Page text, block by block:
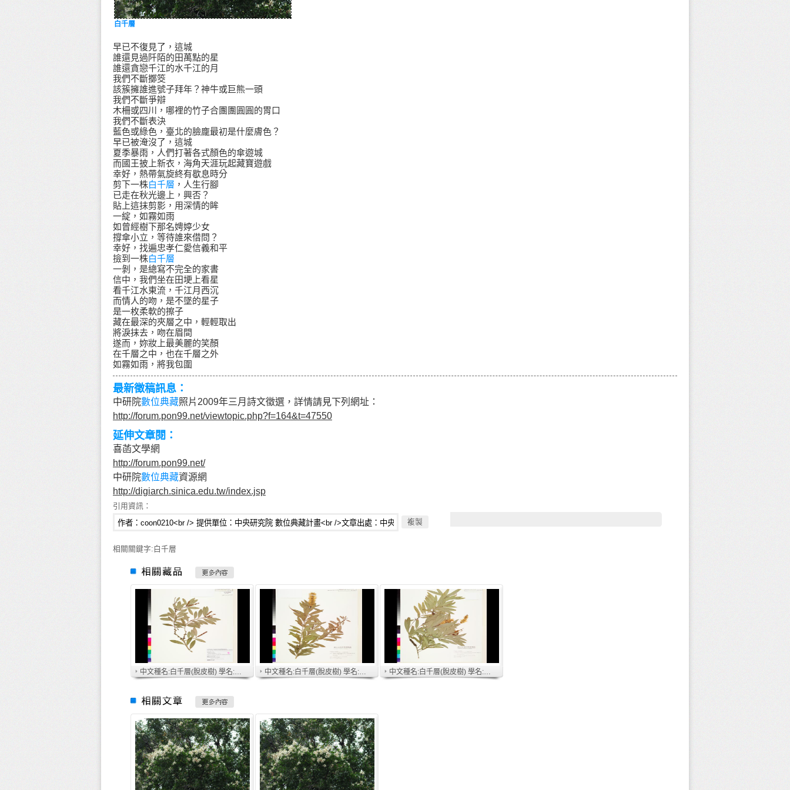
白千層
早已不復見了，這城
誰還見過阡陌的田萬點的星
誰還貪戀千江的水千江的月
我們不斷擲筊
該簇擁誰進號子拜年？神牛或巨熊一頭
我們不斷爭辯
木柵或四川，哪裡的竹子合團團圓圓的胃口
我們不斷表決
藍色或綠色，臺北的臉龐最初是什麼膚色？
早已被淹沒了，這城
夏季暴雨，人們打著各式顏色的傘遊城
而國王披上新衣，海角天涯玩起藏寶遊戲
幸好，熱帶氣旋終有歇息時分
剪下一株白千層 ，人生行腳
已走在秋光邊上，興否？
貼上這抹剪影，用深情的眸
一綻，如霧如雨
如曾經樹下那名娉婷少女
撐傘小立，等待誰來借問？
幸好，找遍忠孝仁愛信義和平
撿到一株白千層
一剝，是總寫不完全的家書
信中，我們坐在田埂上看星
看千江水東流，千江月西沉
而情人的吻，是不墜的星子
是一枚柔軟的擦子
藏在最深的夾層之中，輕輕取出
將淚抹去，吻在眉間
遂而，妳妝上最美麗的笑顏
在千層之中，也在千層之外
如霧如雨，將我包圍
最新徵稿訊息：
中研院數位典藏照片2009年三月詩文徵選，詳情請見下列網址：
http://forum.pon99.net/viewtopic.php?f=164&t=47550
延伸文章閱：
喜菡文學網
http://forum.pon99.net/
中研院數位典藏資源網
http://digiarch.sinica.edu.tw/index.jsp
引用資訊：
複製
相關關鍵字:白千層
中文種名:白千層(脫皮樹) 學名:Melaleuca leucadendra L. 中文種名:白千層(脫皮樹) 學名:Melaleuca leucadendra L. 中文種名:白千層(脫皮樹) 學名:Melaleuca leucadendra L.